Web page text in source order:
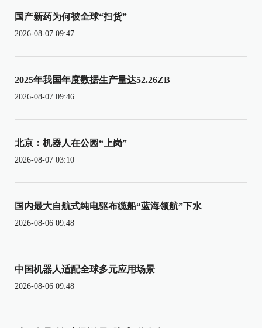
国产新药为何被全球“扫货”
2026-08-07 09:47
2025年我国年度数据生产量达52.26ZB
2026-08-07 09:46
北京：机器人在公园“上岗”
2026-08-07 03:10
国内最大自航式纯电驱布缆船“蓝海领航”下水
2026-08-06 09:48
中国机器人适配全球多元应用场景
2026-08-06 09:48